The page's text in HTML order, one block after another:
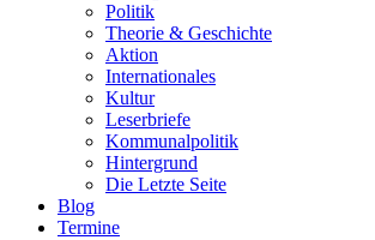
Politik
Theorie & Geschichte
Aktion
Internationales
Kultur
Leserbriefe
Kommunalpolitik
Hintergrund
Die Letzte Seite
Blog
Termine